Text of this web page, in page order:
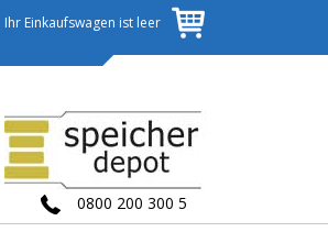
0800 200 300 5
Ihr Einkaufswagen ist leer